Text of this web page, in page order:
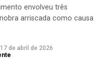
envolveu três
arriscada como causa
17 de abril de 2026